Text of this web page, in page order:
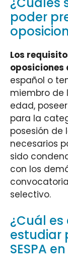
poder
Los
oposiciones
español o
miembro de
edad,
para la
posesión de
necesarios
sido
con los
selectivo.
¿Cuál
estudiar
SESPA